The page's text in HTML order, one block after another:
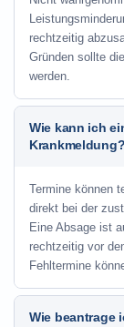
rechtzeitig
Gründen sollte
werden.
Wie kann ich
Krankmeldung?
Termine können
direkt bei der
Eine Absage ist
rechtzeitig vor
Fehltermine
Wie beantrage